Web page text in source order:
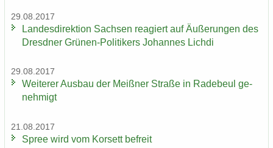
29.08.2017
Lan­des­di­rek­ti­on Sach­sen re­agiert auf Äu­ße­run­gen des
Dresd­ner Grünen-​Politikers Jo­han­nes Lich­di
29.08.2017
Wei­te­rer Aus­bau der Meiß­ner Stra­ße in Ra­de­beul ge­
neh­migt
21.08.2017
Spree wird vom Kor­sett be­freit